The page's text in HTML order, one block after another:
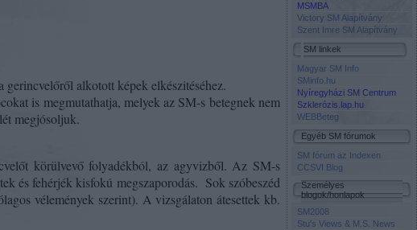
gerincvelőről alkotott képek elkészitéséhez.
is megmutathatja, melyek az SM-s betegnek nem
megjósoljuk.
körülvevő folyadékból, az agyvizből. Az SM-s
és fehérjék kisfokú megszaporodás. Sok szóbeszéd
vélemények szerint). A vizsgálaton átesettek kb.
MSMBA
Victory SM Alapítvány
Szent Imre SM Alapítvány
SM linkek
Magyar SM Info
SMinfo.hu
Nyíregyházi SM Centrum
Szklerózis.lap.hu
WEBBeteg
Egyéb SM fórumok
SM fórum az Indexen
CCSVI Blog
Személyes
blogok/honlapok
SM2008
Stu's Views & M.S. News